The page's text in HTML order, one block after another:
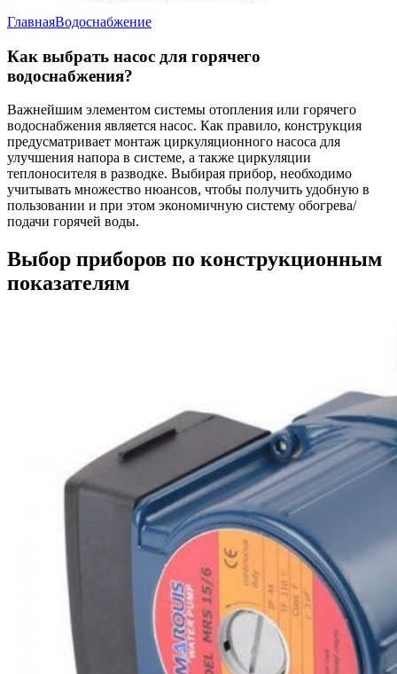
ГлавнаяВодоснабжение
Как выбрать насос для горячего
водоснабжения?
Важнейшим элементом системы отопления или горячего
водоснабжения является насос. Как правило, конструкция
предусматривает монтаж циркуляционного насоса для
улучшения напора в системе, а также циркуляции
теплоносителя в разводке. Выбирая прибор, необходимо
учитывать множество нюансов, чтобы получить удобную в
пользовании и при этом экономичную систему обогрева/
подачи горячей воды.
Выбор приборов по конструкционным
показателям